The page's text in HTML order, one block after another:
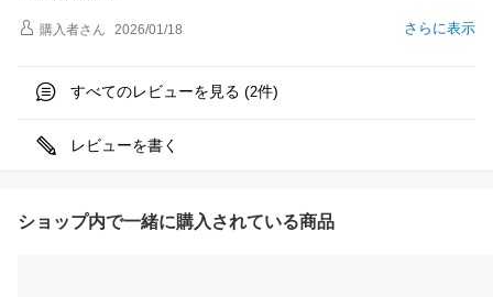
さらに表示
購入者さん 2026/01/18
すべてのレビューを見る (2件)
レビューを書く
ショップ内で一緒に購入されている商品